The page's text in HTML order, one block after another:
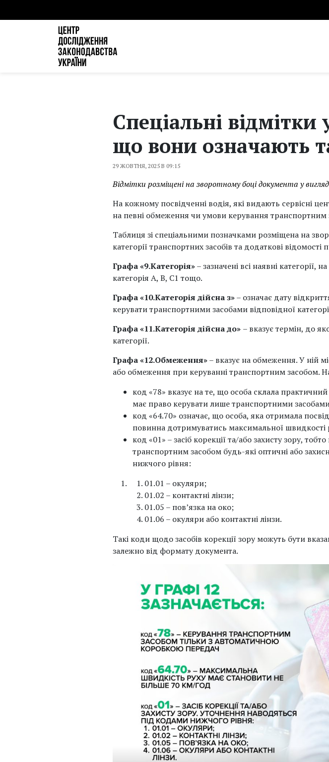
Спеціальні відмітки
що вони означають
29 ЖОВТНЯ, 2025 В 09:15
Відмітки розміщені на зворотному боці документа у
На кожному посвідченні водія, які видають сервісні
на певні обмеження чи умови керування
Таблиця зі спеціальними позначками розміщена на
категорії транспортних засобів та додаткові відомості
Графа «9.Категорія»– зазначені всі наявні
категорія А, В, С1 тощо.
Графа «10.Категорія дійсна з»– означає дату
керувати транспортними засобами відповідної
Графа «11.Категорія дійсна до» – вказує термін, до
категорії.
Графа «12.Обмеження»– вказує на обмеження. У ній
або обмеження при керуванні транспортним засобом.
код «78» вказує на те, що особа склала
має право керувати лише транспортними
код «64.70» означає, що особа, яка отримала
повинна дотримуватись максимальної швидкості
код «01» – засіб корекції та/або захисту зору,
транспортним засобом будь-які оптичні або
нижчого рівня:
01.01 – окуляри;
01.02 – контактні лінзи;
01.05 – пов’язка на око;
01.06 – окуляри або контактні лінзи.
Такі коди щодо засобів корекції зору можуть бути
залежно від формату документа.